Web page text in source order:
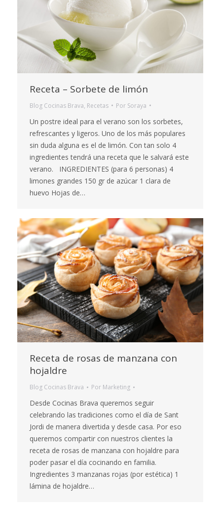
Receta – Sorbete de limón
Blog Cocinas Brava, Recetas Por Soraya
Un postre ideal para el verano son los sorbetes,
refrescantes y ligeros. Uno de los más populares
sin duda alguna es el de limón. Con tan solo 4
ingredientes tendrá una receta que le salvará este
verano. INGREDIENTES (para 6 personas) 4
limones grandes 150 gr de azúcar 1 clara de
huevo Hojas de…
Receta de rosas de manzana con
hojaldre
Blog Cocinas Brava Por Marketing
Desde Cocinas Brava queremos seguir
celebrando las tradiciones como el día de Sant
Jordi de manera divertida y desde casa. Por eso
queremos compartir con nuestros clientes la
receta de rosas de manzana con hojaldre para
poder pasar el día cocinando en familia.
Ingredientes 3 manzanas rojas (por estética) 1
lámina de hojaldre…